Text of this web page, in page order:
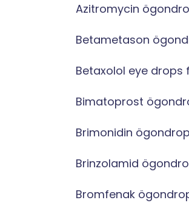
Azitromycin
Betametason
Betaxolol eye
Bimatoprost
Brimonidin
Brinzolamid
Bromfenak